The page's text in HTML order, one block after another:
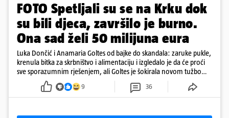
FOTO Spetljali su se na Krku dok
su bili djeca, završilo je burno.
Ona sad želi 50 milijuna eura
Luka Dončić i Anamaria Goltes od bajke do skandala: zaruke pukle,
krenula bitka za skrbništvo i alimentaciju i izgledalo je da će proći
sve sporazumnim rješenjem, ali Goltes je šokirala novom tužbom
u Sloveniji
9 36